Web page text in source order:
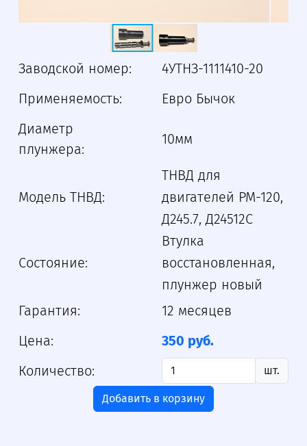
Заводской номер:
4УТНЗ-1111410-20
Применяемость:
Евро Бычок
Диаметр
плунжера:
10мм
Модель ТНВД:
ТНВД для
двигателей РМ-120,
Д245.7, Д24512С
Состояние:
Втулка
восстановленная,
плунжер новый
Гарантия:
12 месяцев
Цена:
350 руб.
Количество:
шт.
Добавить в корзину